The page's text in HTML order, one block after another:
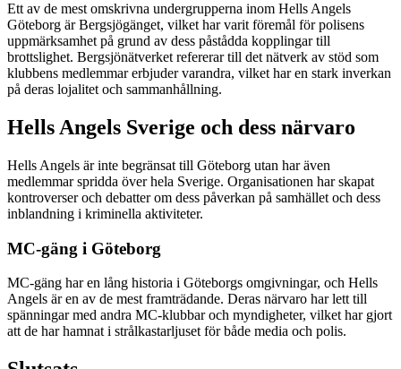
Ett av de mest omskrivna undergrupperna inom Hells Angels
Göteborg är Bergsjögänget, vilket har varit föremål för polisens
uppmärksamhet på grund av dess påstådda kopplingar till
brottslighet. Bergsjönätverket refererar till det nätverk av stöd som
klubbens medlemmar erbjuder varandra, vilket har en stark inverkan
på deras lojalitet och sammanhållning.
Hells Angels Sverige och dess närvaro
Hells Angels är inte begränsat till Göteborg utan har även
medlemmar spridda över hela Sverige. Organisationen har skapat
kontroverser och debatter om dess påverkan på samhället och dess
inblandning i kriminella aktiviteter.
MC-gäng i Göteborg
MC-gäng har en lång historia i Göteborgs omgivningar, och Hells
Angels är en av de mest framträdande. Deras närvaro har lett till
spänningar med andra MC-klubbar och myndigheter, vilket har gjort
att de har hamnat i strålkastarljuset för både media och polis.